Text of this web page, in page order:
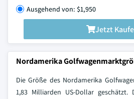
Ausgehend von: $1,950
Jetzt
Nordamerika
Die Größe des Nordamerika
1,83 Milliarden US-Dollar